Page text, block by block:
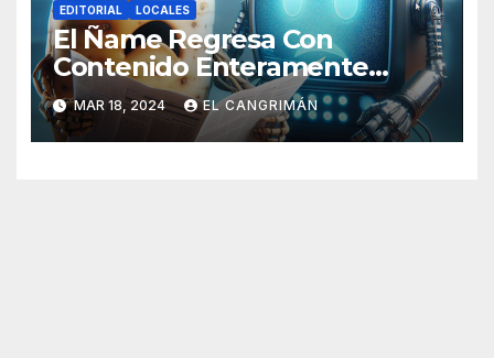
EDITORIAL LOCALES
El Ñame Regresa Con
Contenido Enteramente
Generado Por Inteligencia
Artificial
MAR 18, 2024 EL CANGRIMÁN